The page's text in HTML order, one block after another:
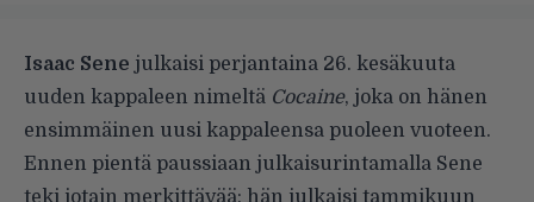
Isaac Sene julkaisi perjantaina 26. kesäkuuta
uuden kappaleen nimeltä Cocaine, joka on hänen
ensimmäinen uusi kappaleensa puoleen vuoteen.
Ennen pientä paussiaan julkaisurintamalla Sene
teki jotain merkittävää: hän julkaisi tammikuun